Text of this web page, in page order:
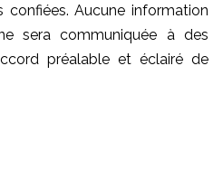
confiées. Aucune information
sera communiquée à des
préalable et éclairé de